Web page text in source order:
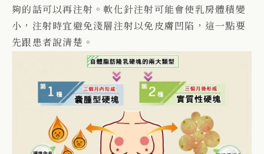
夠的話可以再注射。軟化針注射可能會使乳房體積變
小，注射時宜避免淺層注射以免皮膚凹陷，這一點要
先跟患者說清楚。